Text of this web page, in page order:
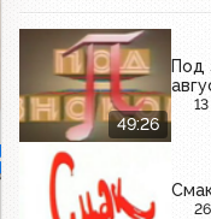
VHSRip.
49:26
Под